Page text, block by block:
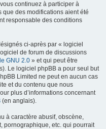
continuez à participer à
que des modifications aient été
responsable des conditions
ci-après par « logiciel
de forum de discussions
GNU 2.0 » et qui peut être
Le logiciel phpBB a pour seul but
Limited ne peut en aucun cas
et du contenu que nous
plus d’informations concernant
(en anglais).
à caractère abusif, obscène,
pornographique, etc. qui pourrait